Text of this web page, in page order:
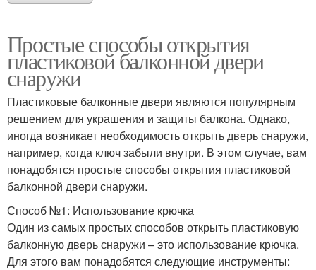
Простые способы открытия
пластиковой балконной двери
снаружи
Пластиковые балконные двери являются популярным
решением для украшения и защиты балкона. Однако,
иногда возникает необходимость открыть дверь снаружи,
например, когда ключ забыли внутри. В этом случае, вам
понадобятся простые способы открытия пластиковой
балконной двери снаружи.
Способ №1: Использование крючка
Один из самых простых способов открыть пластиковую
балконную дверь снаружи – это использование крючка.
Для этого вам понадобятся следующие инструменты: